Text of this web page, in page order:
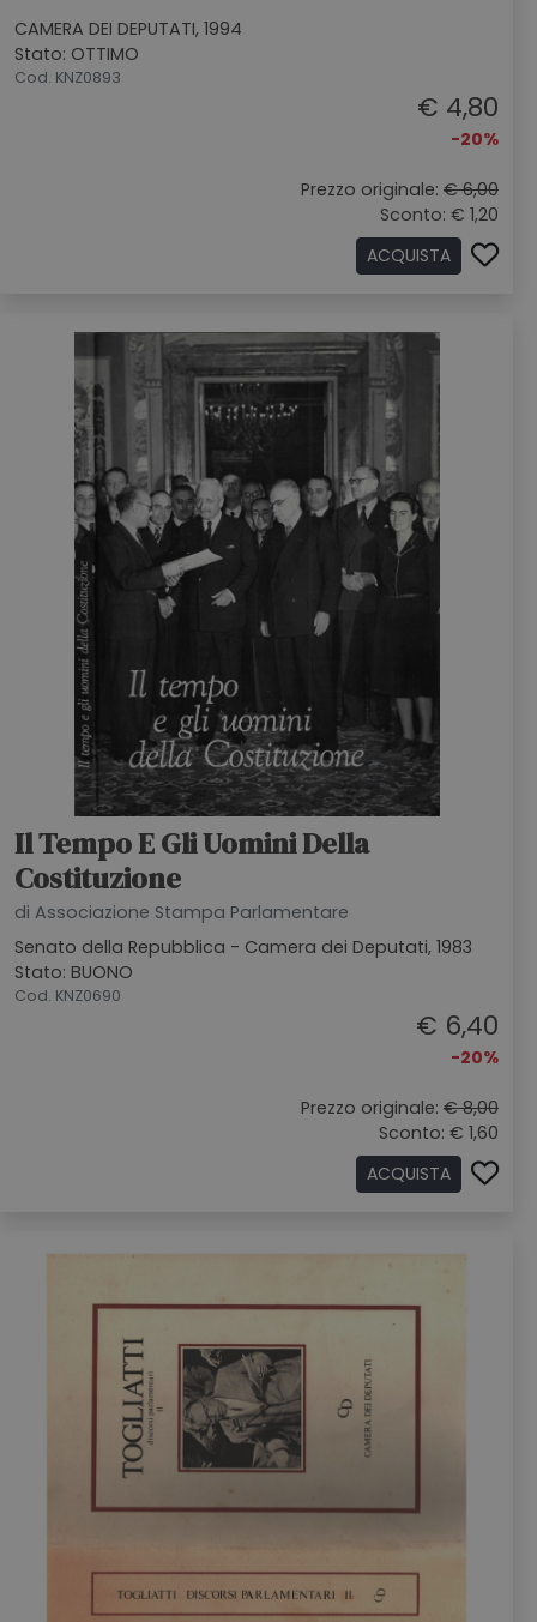
CAMERA DEI DEPUTATI, 1994
Stato: OTTIMO
Cod. KNZ0893
€ 4,80
-20%
Prezzo originale: € 6,00
Sconto: € 1,20
ACQUISTA
Il Tempo E Gli Uomini Della
Costituzione
di Associazione Stampa Parlamentare
Senato della Repubblica - Camera dei Deputati, 1983
Stato: BUONO
Cod. KNZ0690
€ 6,40
-20%
Prezzo originale: € 8,00
Sconto: € 1,60
ACQUISTA